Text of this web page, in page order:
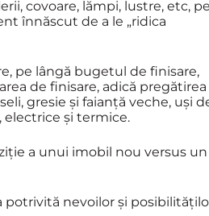
covoare, lămpi, lustre, etc, pe
înnăscut de a le „ridica
pe lângă bugetul de finisare,
de finisare, adică pregătirea
gresie și faianță veche, uși
electrice și termice.
a unui imobil nou versus un
potrivită nevoilor și